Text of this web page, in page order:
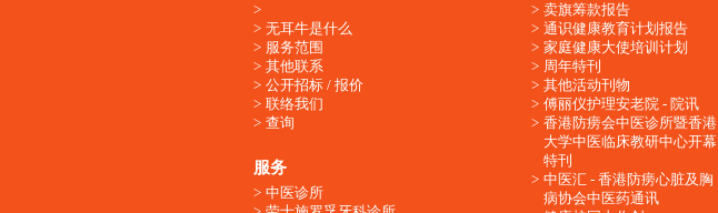
无耳牛是什么
服务范围
其他联系
公开招标 / 报价
联络我们
查询
服务
中医诊所
卖旗筹款报告
通识健康教育计划报告
家庭健康大使培训计划
周年特刊
其他活动刊物
傅丽仪护理安老院 - 院讯
香港防痨会中医诊所暨香港
大学中医临床教研中心开幕
特刊
中医汇 - 香港防痨心脏及胸
病协会中医药通讯